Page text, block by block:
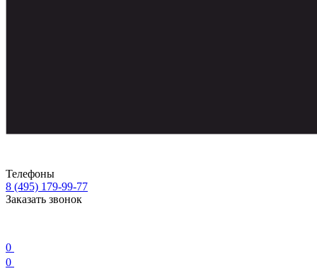
Телефоны
8 (495) 179-99-77
Заказать звонок
0
0